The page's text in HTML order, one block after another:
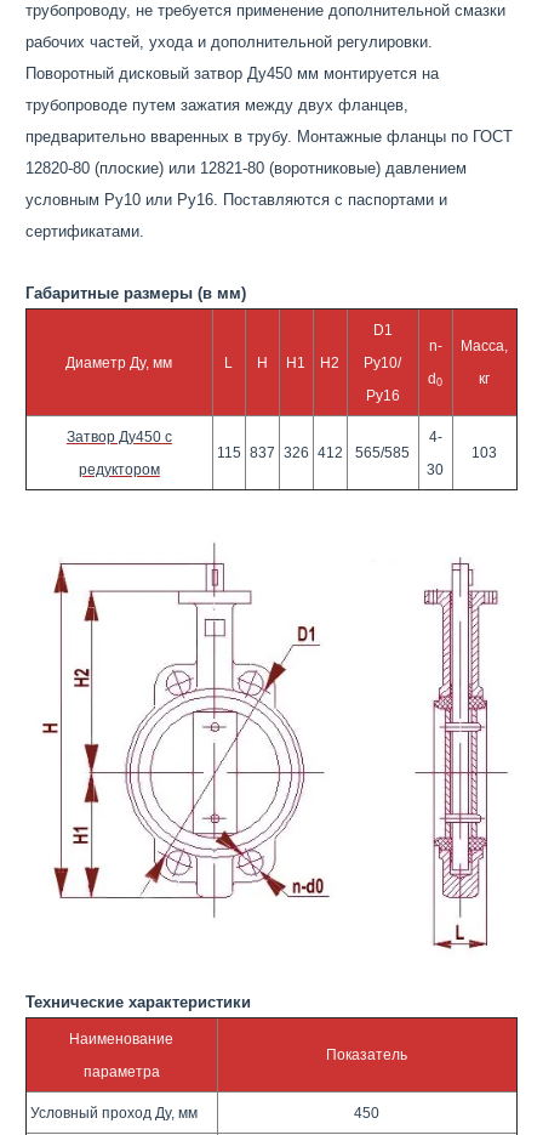
трубопроводу, не требуется применение дополнительной смазки
рабочих частей, ухода и дополнительной регулировки.
Поворотный дисковый затвор Ду450 мм монтируется на
трубопроводе путем зажатия между двух фланцев,
предварительно вваренных в трубу. Монтажные фланцы по ГОСТ
12820-80 (плоские) или 12821-80 (воротниковые) давлением
условным Ру10 или Ру16. Поставляются с паспортами и
сертификатами.
Габаритные размеры (в мм)
Диаметр Ду, мм L H H1 H2
D1
Ру10/
Ру16
n-
d0
Масса,
кг
Затвор Ду450 с
редуктором
115 837 326 412 565/585
4-
30
103
Технические характеристики
Наименование
параметра
Показатель
Условный проход Ду, мм 450